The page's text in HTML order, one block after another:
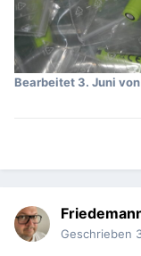
Bearbeitet3. Juni
Geschrieben